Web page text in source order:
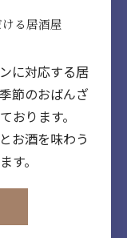
る居酒屋
に対応する居
節のおばんざ
おります。
お酒を味わう
す。